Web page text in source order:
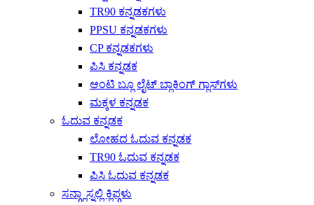
TR90 ಕನ್ನಡಕಗಳು
PPSU ಕನ್ನಡಕಗಳು
CP ಕನ್ನಡಕಗಳು
ಪಿಸಿ ಕನ್ನಡಕ
ಆಂಟಿ ಬ್ಲೂ ಲೈಟ್ ಬ್ಲಾಕಿಂಗ್ ಗ್ಲಾಸ್‌ಗಳು
ಮಕ್ಕಳ ಕನ್ನಡಕ
ಓದುವ ಕನ್ನಡಕ
ಲೋಹದ ಓದುವ ಕನ್ನಡಕ
TR90 ಓದುವ ಕನ್ನಡಕ
ಪಿಸಿ ಓದುವ ಕನ್ನಡಕ
ಸನ್ಗ್ಲಾಸ್ನಲ್ಲಿ ಕ್ಲಿಪ್ಗಳು